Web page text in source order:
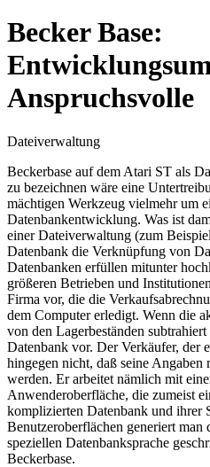
Becker Base:
Anspruchsvolle
Dateiverwaltung
Beckerbase auf dem Atari ST als
zu bezeichnen wäre eine
mächtigen Werkzeug vielmehr um
Datenbankentwicklung. Was ist
einer Dateiverwaltung (zum
Datenbank die Verknüpfung von
Datenbanken erfüllen mitunter
größeren Betrieben und
Firma vor, die die
dem Computer erledigt. Wenn die
von den Lagerbeständen
Datenbank vor. Der Verkäufer, der
hingegen nicht, daß seine Angaben
werden. Er arbeitet nämlich mit
Anwenderoberfläche, die zumeist
komplizierten Datenbank und ihrer
Benutzeroberflächen generiert man
speziellen Datenbanksprache
Beckerbase.